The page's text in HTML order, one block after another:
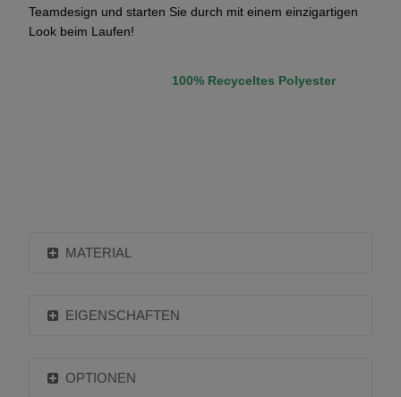
Teamdesign und starten Sie durch mit einem einzigartigen
Look beim Laufen!
100% Recyceltes Polyester
MATERIAL
EIGENSCHAFTEN
OPTIONEN